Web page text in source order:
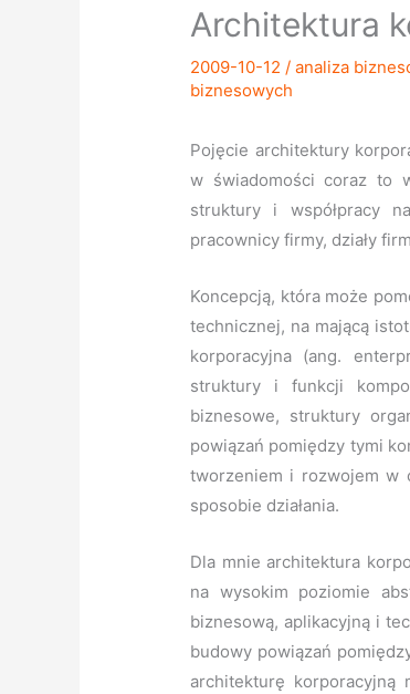
Architektura
2009-10-12/analiza
biznesowych
Pojęcie architektury
w świadomości coraz to
struktury i współpracy
pracownicy firmy, działy
Koncepcją, która może
technicznej, na mającą
korporacyjna (ang.
struktury i funkcji
biznesowe, struktury
powiązań pomiędzy tymi
tworzeniem i rozwojem w
sposobie działania.
Dla mnie architektura
na wysokim poziomie
biznesową, aplikacyjną i
budowy powiązań
architekturę korporacyjną